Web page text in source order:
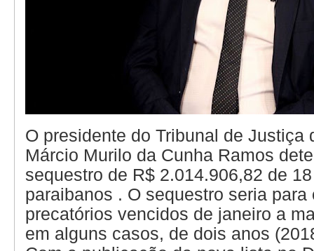
O presidente do Tribunal de Justiça
Márcio Murilo da Cunha Ramos
sequestro de R$ 2.014.906,82 de
paraibanos . O sequestro seria para
precatórios vencidos de janeiro a
em alguns casos, de dois anos